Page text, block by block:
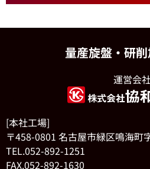
量産旋盤・研
運営会
[本社工場]
〒458-0801 名古屋市緑区鳴海町
TEL.052-892-1251
FAX.052-892-1630